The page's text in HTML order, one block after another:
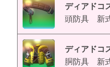
ディアドコ
頭防具
新
ディアドコ
胴防具
新